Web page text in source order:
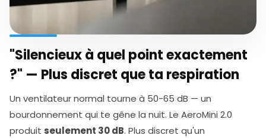
"Silencieux à quel point exactement
?" — Plus discret que ta respiration
Un ventilateur normal tourne à 50-65 dB — un
bourdonnement qui te gêne la nuit. Le AeroMini 2.0
produit seulement 30 dB. Plus discret qu'un